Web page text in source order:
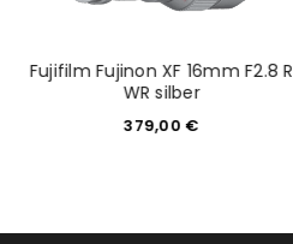
Fujifilm Fujinon XF 16mm F2.8 R
WR silber
379,00 €